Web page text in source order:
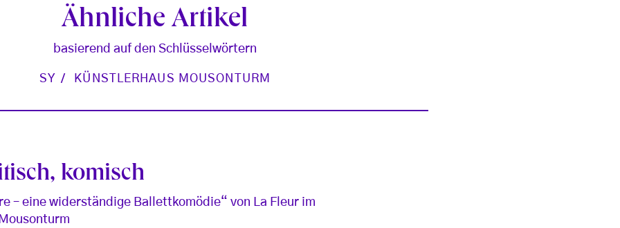
Ähnliche Artikel
basierend auf den Schlüsselwörtern
SY KÜNSTLERHAUS MOUSONTURM
komisch
– eine widerständige Ballettkomödie“ von La Fleur im